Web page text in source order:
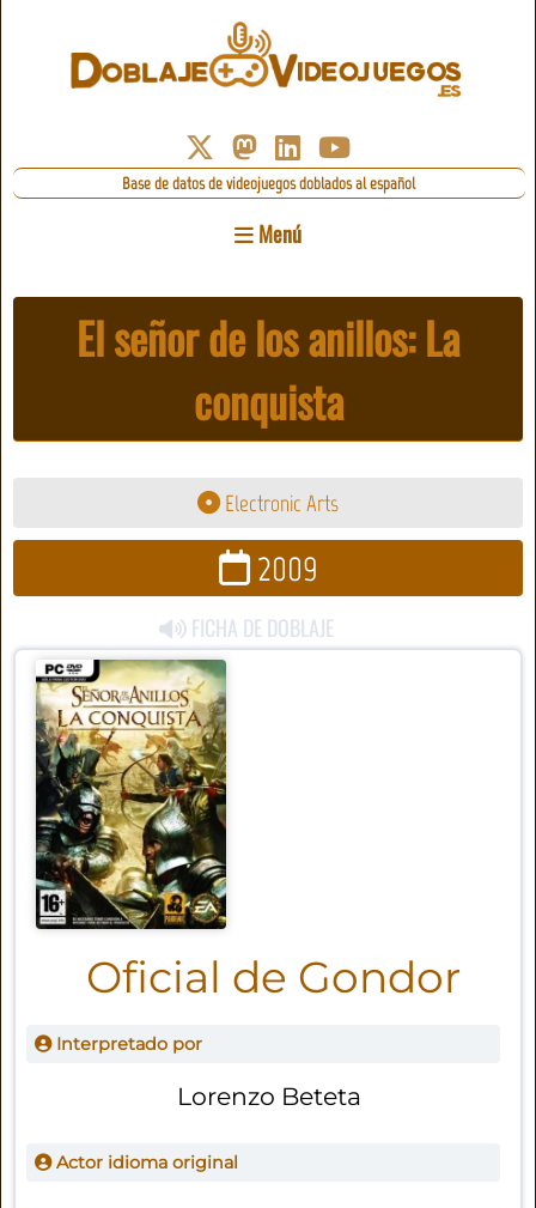
Base de datos de videojuegos doblados al español
Menú
El señor de los anillos: La
conquista
Electronic Arts
2009
FICHA DE DOBLAJE
Oficial de Gondor
Interpretado por
Lorenzo Beteta
Actor idioma original